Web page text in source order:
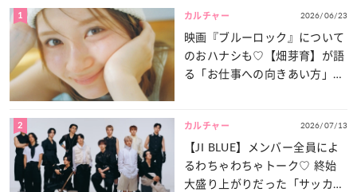
1 カルチャー 2026/06/23
映画『ブルーロック』について
のおハナシも♡【畑芽育】が語
る「お仕事への向きあい方」と
2 カルチャー 2026/07/13
【JI BLUE】メンバー全員によ
るわちゃわちゃトーク♡ 終始
大盛り上がりだった「サッカー